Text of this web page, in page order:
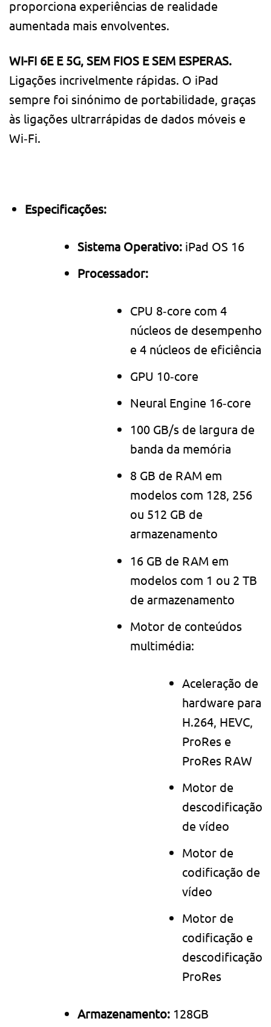
proporciona experiências de realidade
aumentada mais envolventes.
WI-FI 6E E 5G, SEM FIOS E SEM ESPERAS.
Ligações incrivelmente rápidas. O iPad
sempre foi sinónimo de portabilidade, graças
às ligações ultrarrápidas de dados móveis e
Wi‑Fi.
Especificações:
Sistema Operativo:iPad OS 16
Processador:
CPU 8‑core com 4
núcleos de desempenho
e 4 núcleos de eficiência
GPU 10‑core
Neural Engine 16‑core
100 GB/s de largura de
banda da memória
8 GB de RAM em
modelos com 128, 256
ou 512 GB de
armazenamento
16 GB de RAM em
modelos com 1 ou 2 TB
de armazenamento
Motor de conteúdos
multimédia:
Aceleração de
hardware para
H.264, HEVC,
ProRes e
ProRes RAW
Motor de
descodificação
de vídeo
Motor de
codificação de
vídeo
Motor de
codificação e
descodificação
ProRes
Armazenamento: 128GB